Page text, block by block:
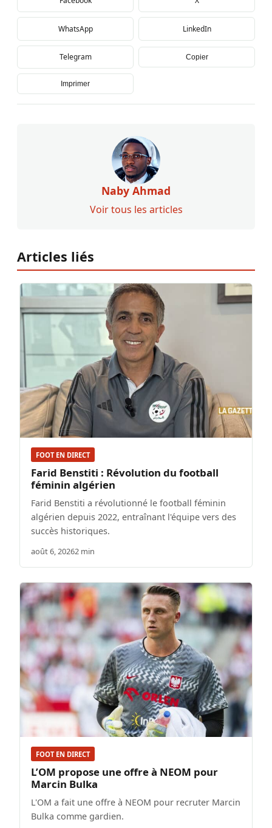
WhatsApp LinkedIn
Telegram Copier
Imprimer
Naby Ahmad
Voir tous les articles
Articles liés
FOOT EN DIRECT
Farid Benstiti : Révolution du football
féminin algérien
Farid Benstiti a révolutionné le football féminin
algérien depuis 2022, entraînant l'équipe vers des
succès historiques.
août 6, 20262 min
FOOT EN DIRECT
L’OM propose une offre à NEOM pour
Marcin Bulka
L'OM a fait une offre à NEOM pour recruter Marcin
Bulka comme gardien.